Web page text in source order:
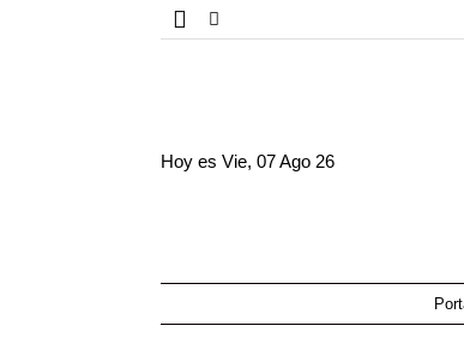
Hoy esVie, 07 Ago 26